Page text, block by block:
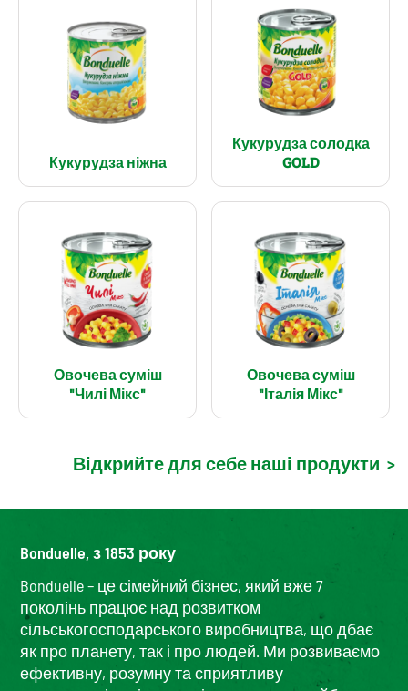
Кукурудза ніжна
Кукурудза солодка
GOLD
Овочева суміш
"Чилі Мікс"
Овочева суміш
"Італія Мікс"
Відкрийте для себе наші продукти >
Bonduelle, з 1853 року
Bonduelle – це сімейний бізнес, який вже 7
поколінь працює над розвитком
сільськогосподарського виробництва, що дбає
як про планету, так і про людей. Ми розвиваємо
ефективну, розумну та сприятливу